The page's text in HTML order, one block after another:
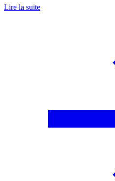
Lire la suite